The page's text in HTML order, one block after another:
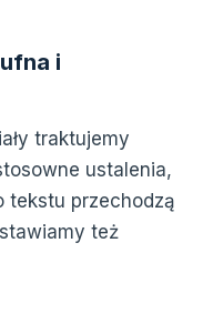
i
traktujemy
ustalenia,
tekstu przechodzą
też